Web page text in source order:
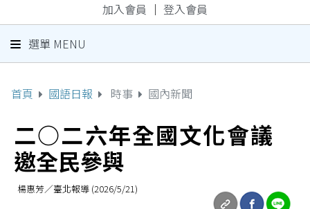
加入會員 ｜ 登入會員
選單 MENU
首頁 國語日報 時事 國內新聞
二○二六年全國文化會議
邀全民參與
楊惠芳／臺北報導 (2026/5/21)